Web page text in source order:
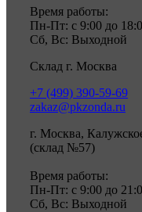
Время работы:
Пн-Пт: с 9:00 до
Сб, Вс: Выходной
Склад г. Москва
+7 (499) 390-59-69
zakaz@pkzonda.ru
г. Москва,
(склад №57)
Время работы:
Пн-Пт: с 9:00 до
Сб, Вс: Выходной